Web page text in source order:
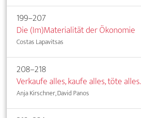
199–207
Die (Im)Materialität der Ökonomie
Costas Lapavitsas
208–218
Verkaufe alles, kaufe alles, töte alles.
Anja Kirschner, David Panos